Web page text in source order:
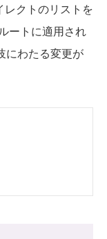
クトのリストを
ートに適用され
にわたる変更が